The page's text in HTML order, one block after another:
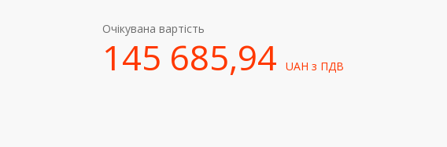
Очікувана вартість
145 685,94UAHз ПДВ